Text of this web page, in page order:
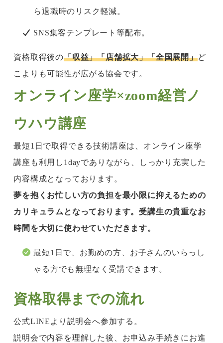
ら退職時のリスク軽減。
SNS集客テンプレート等配布。
資格取得後の「収益」「店舗拡大」「全国展開」ど
こよりも可能性が広がる協会です。
オンライン座学×zoom経営ノ
ウハウ講座
最短1日で取得できる技術講座は、オンライン座学
講座も利用し1dayでありながら、しっかり充実した
内容構成となっております。
夢を抱くお忙しい方の負担を最小限に抑えるための
カリキュラムとなっております。受講生の貴重なお
時間を大切に使わせていただきます。
最短1日で、お勤めの方、お子さんのいらっし
ゃる方でも無理なく受講できます。
資格取得までの流れ
公式LINEより説明会へ参加する。
説明会で内容を理解した後、お申込み手続きにお進